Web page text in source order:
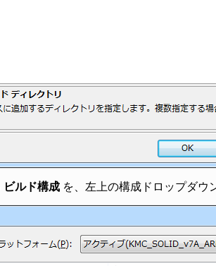
ビルド構成を、左上の構成ドロップダウ